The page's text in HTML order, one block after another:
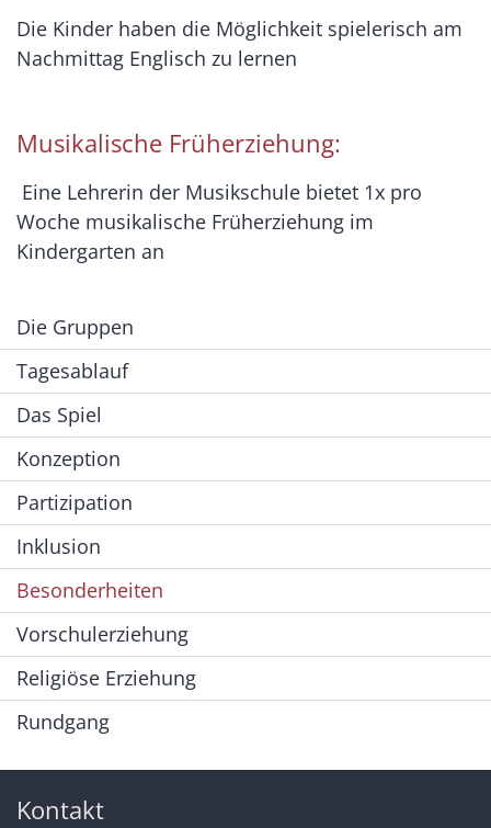
Die Kinder haben die Möglichkeit spielerisch am
Nachmittag Englisch zu lernen
Musikalische Früherziehung:
Eine Lehrerin der Musikschule bietet 1x pro
Woche musikalische Früherziehung im
Kindergarten an
Die Gruppen
Tagesablauf
Das Spiel
Konzeption
Partizipation
Inklusion
Besonderheiten
Vorschulerziehung
Religiöse Erziehung
Rundgang
Kontakt